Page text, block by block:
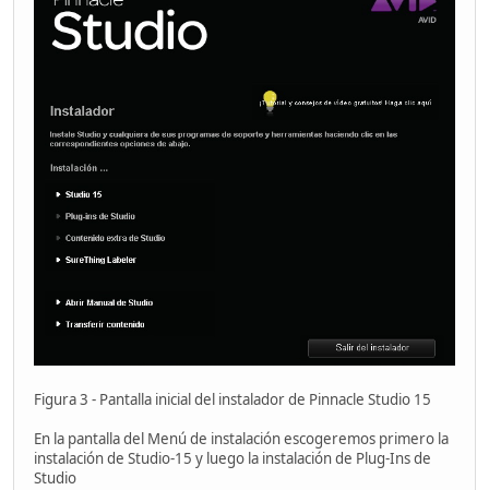
Figura 3 - Pantalla inicial del instalador de Pinnacle Studio 15
En la pantalla del Menú de instalación escogeremos primero la
instalación de Studio-15 y luego la instalación de Plug-Ins de
Studio